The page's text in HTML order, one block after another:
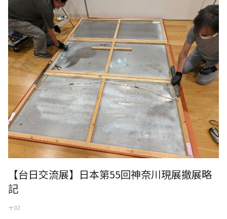
【台日交流展】日本第55回神奈川現展撤展略
記
十 02